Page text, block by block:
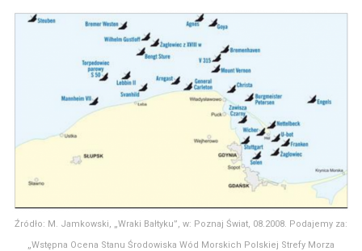
Źródło: M. Jamkowski, „Wraki Bałtyku”, w: Poznaj Świat, 08.2008. Podajemy za:
„Wstępna Ocena Stanu Środowiska Wód Morskich Polskiej Strefy Morza